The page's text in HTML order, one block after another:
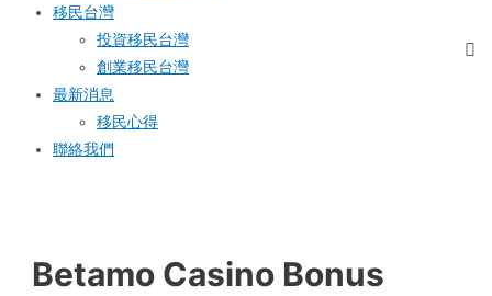
移民台灣
投資移民台灣
創業移民台灣
最新消息
移民心得
聯絡我們
Betamo Casino Bonus